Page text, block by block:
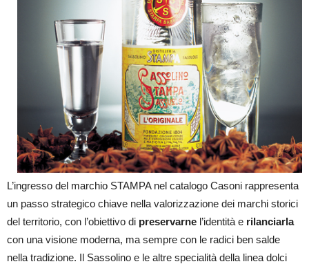
L’ingresso del marchio STAMPA nel catalogo Casoni rappresenta
un passo strategico chiave nella valorizzazione dei marchi storici
del territorio, con l’obiettivo di preservarne l’identità e rilanciarla
con una visione moderna, ma sempre con le radici ben salde
nella tradizione. Il Sassolino e le altre specialità della linea dolci